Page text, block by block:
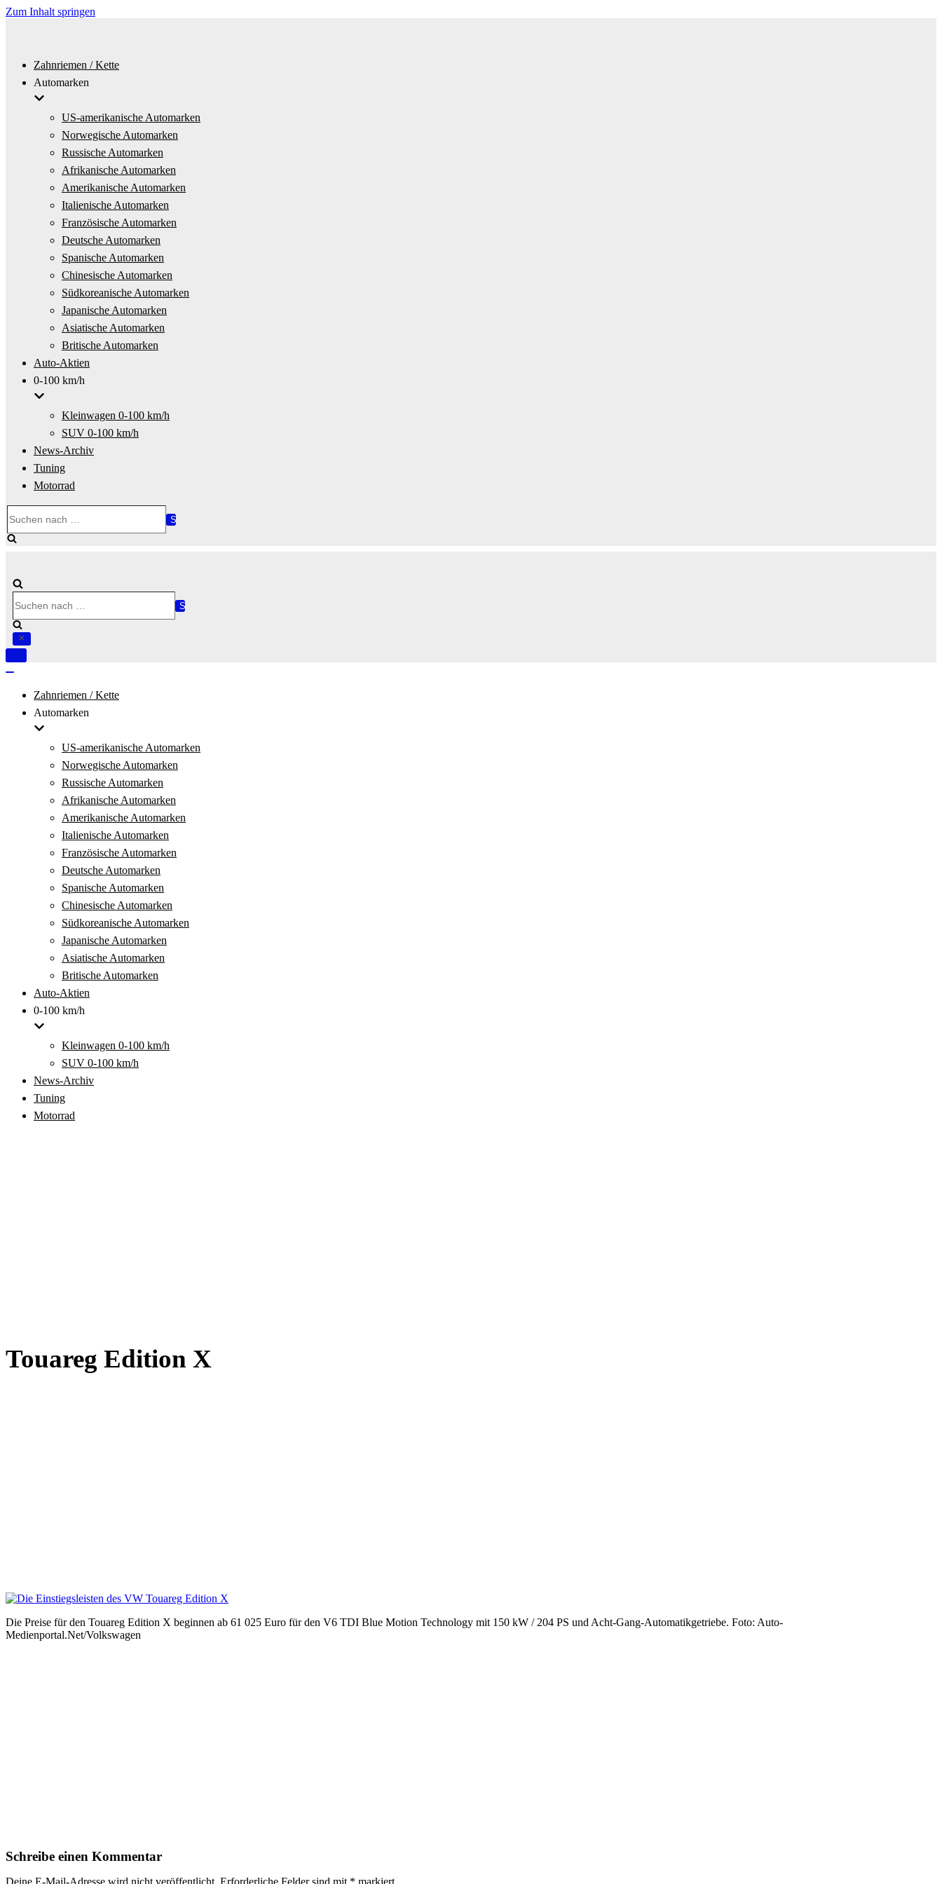
Zum Inhalt springen
Zahnriemen / Kette
Automarken
US-amerikanische Automarken
Norwegische Automarken
Russische Automarken
Afrikanische Automarken
Amerikanische Automarken
Italienische Automarken
Französische Automarken
Deutsche Automarken
Spanische Automarken
Chinesische Automarken
Südkoreanische Automarken
Japanische Automarken
Asiatische Automarken
Britische Automarken
Auto-Aktien
0-100 km/h
Kleinwagen 0-100 km/h
SUV 0-100 km/h
News-Archiv
Tuning
Motorrad
nach …
nach …
Navigation
Zahnriemen / Kette
Automarken
US-amerikanische Automarken
Norwegische Automarken
Russische Automarken
Afrikanische Automarken
Amerikanische Automarken
Italienische Automarken
Französische Automarken
Deutsche Automarken
Spanische Automarken
Chinesische Automarken
Südkoreanische Automarken
Japanische Automarken
Asiatische Automarken
Britische Automarken
Auto-Aktien
0-100 km/h
Kleinwagen 0-100 km/h
SUV 0-100 km/h
News-Archiv
Tuning
Motorrad
Touareg Edition X
Die Preise für den Touareg Edition X beginnen ab 61 025 Euro für den V6 TDI Blue Motion Technology mit 150 kW / 204 PS und Acht-Gang-Automatikgetriebe. Foto: Auto-
Medienportal.Net/Volkswagen
Schreibe einen Kommentar
Deine E-Mail-Adresse wird nicht veröffentlicht. Erforderliche Felder sind mit * markiert